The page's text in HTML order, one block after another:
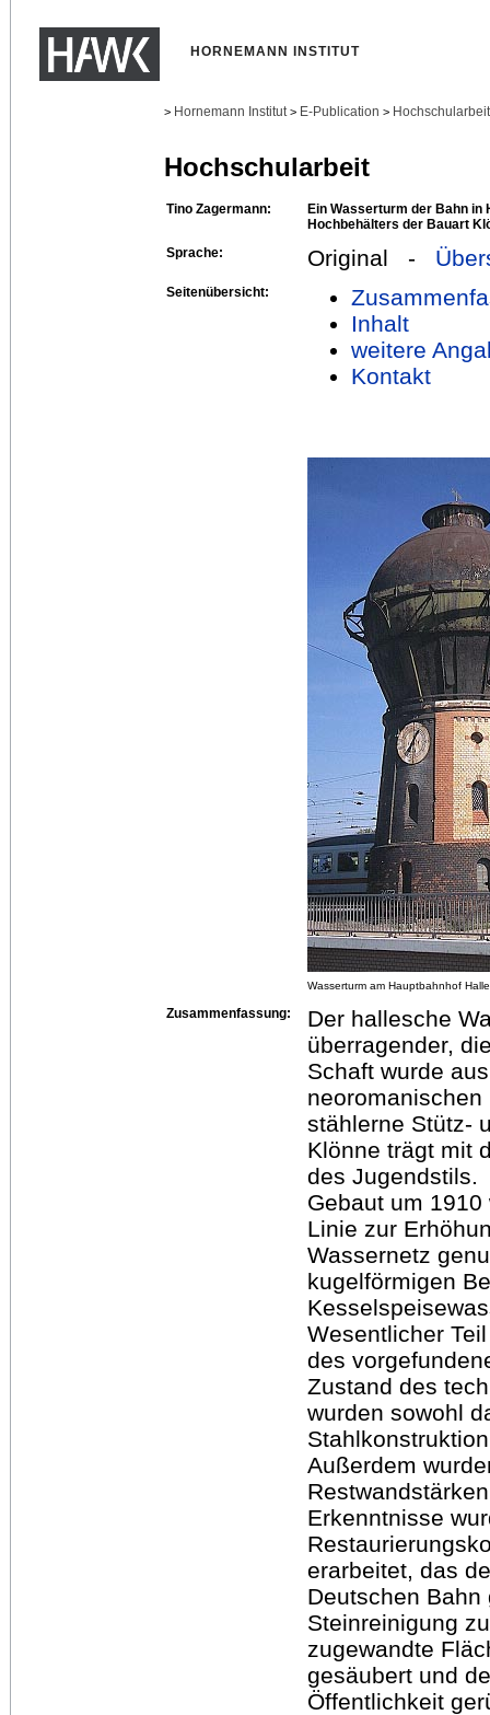
HORNEMANN INSTITUT
> Hornemann Institut > E-Publication >
Hochschularbeit
Tino Zagermann:
Ein Wasserturm der Bahn in
Hochbehälters der Bauart
Sprache:
Original -
Seitenübersicht:
Inhalt
weitere
Kontakt
Wasserturm am Hauptbahnhof
Zusammenfassung:
Der hallesche
überragender,
Schaft wurde
stählerne Stütz-
Klönne trägt mit
des Jugendstils.
Gebaut um
Linie zur
Wassernetz
kugelförmigen
Wesentlicher
des
Zustand des
wurden sowohl
Außerdem
Erkenntnisse
erarbeitet, das
Deutschen
Steinreinigung
zugewandte
gesäubert und
Öffentlichkeit